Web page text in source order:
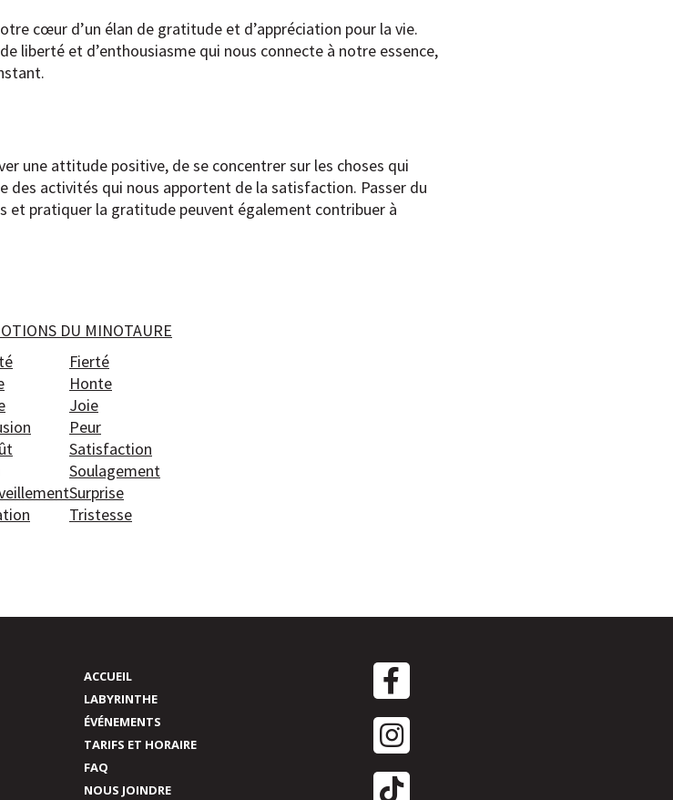
cœur d’un élan de gratitude et d’appréciation pour la vie.
liberté et d’enthousiasme qui nous connecte à notre essence,
une attitude positive, de se concentrer sur les choses qui
activités qui nous apportent de la satisfaction. Passer du
et pratiquer la gratitude peuvent également contribuer à
DU MINOTAURE
Fierté
Honte
Joie
Peur
Satisfaction
Soulagement
Surprise
Tristesse
ACCUEIL
LABYRINTHE
ÉVÉNEMENTS
TARIFS ET HORAIRE
FAQ
NOUS JOINDRE